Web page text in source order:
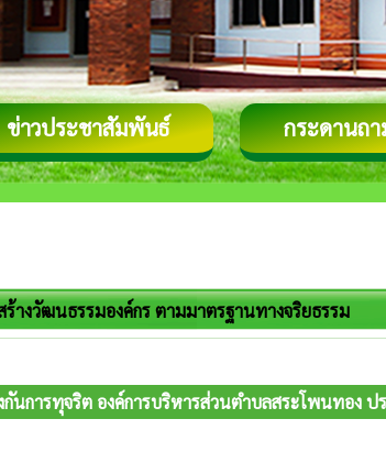
ข่าวประชาสัมพันธ์ กระดานถ
ร้างวัฒนธรรมองค์กร ตามมาตรฐานทางจริยธรรม
กันการทุจริต องค์การบริหารส่วนตำบลสระโพนทอง